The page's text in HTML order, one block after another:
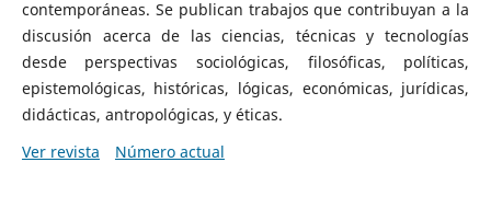
contemporáneas. Se publican trabajos que contribuyan a la
discusión acerca de las ciencias, técnicas y tecnologías
desde perspectivas sociológicas, filosóficas, políticas,
epistemológicas, históricas, lógicas, económicas, jurídicas,
didácticas, antropológicas, y éticas.
Ver revista
Número actual